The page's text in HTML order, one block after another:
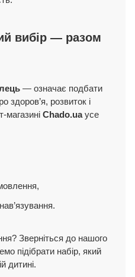
вибір — разом
— означає подбати
здоров’я, розвиток і
магазині Chado.uaусе
Зверніться до нашого
підібрати набір, який
дитині.